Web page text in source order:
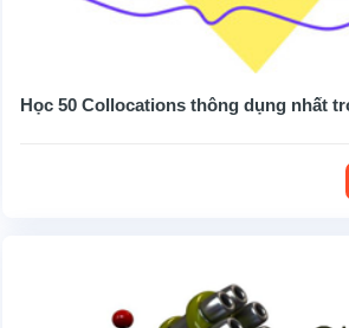
Học 50 Collocations thông dụng nhất